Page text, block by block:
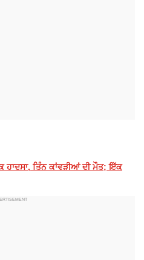
ਤਿੰਨ ਕਾਂਵੜੀਆਂ ਦੀ ਮੌਤ; ਇੱਕ